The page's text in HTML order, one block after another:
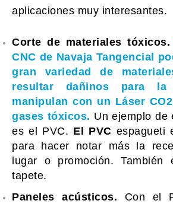
aplicaciones muy interesantes.
Corte de materiales tóxicos.
CNC de Navaja Tangencial
gran variedad de
resultar dañinos para
manipulan con un Láser
gases tóxicos. Un ejemplo de
es el PVC. El PVC espagueti
para hacer notar más la
lugar o promoción. También
tapete.
Paneles acústicos. Con el